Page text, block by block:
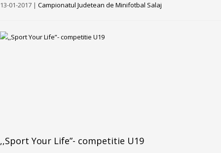
13-01-2017 | Campionatul Judetean de Minifotbal Salaj
,,Sport Your Life”- competitie U19